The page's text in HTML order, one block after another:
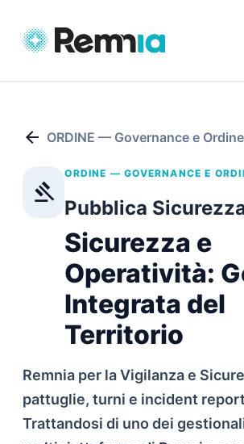
arrow_back ORDINE — Governance e Ordine
gavel
ORDINE — GOVERNANCE E
Pubblica
Sicurezza e
Operatività:
Integrata del
Territorio
Remnia per la Vigilanza e
pattuglie, turni e incident
Trattandosi di uno dei